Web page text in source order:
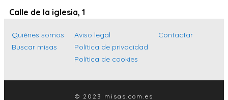
Islas Baleares
Las Palmas
Calle de la iglesia, 1
Quiénes somos
Buscar misas
Aviso legal
Política de privacidad
Política de cookies
Contactar
© 2023 misas.com.es